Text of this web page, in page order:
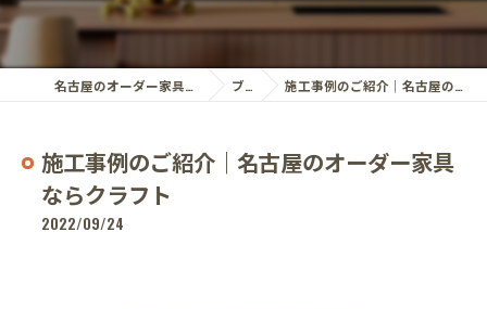
名古屋のオーダー家具ならクラフト株式会社 ブログ 施工事例のご紹介｜名古屋のオーダー家具ならクラフト
施工事例のご紹介｜名古屋のオーダー家具
ならクラフト
2022/09/24